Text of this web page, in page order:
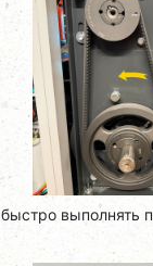
выполнять